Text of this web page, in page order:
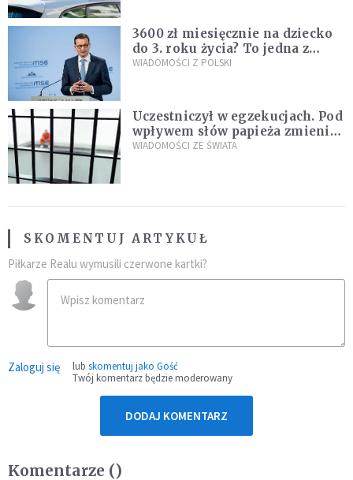
3600 zł miesięcznie na dziecko
do 3. roku życia? To jedna z
propozycji programu "Rozwój
WIADOMOŚCI Z POLSKI
Uczestniczył w egzekucjach. Pod
wpływem słów papieża zmienił
zdanie
WIADOMOŚCI ZE ŚWIATA
SKOMENTUJ ARTYKUŁ
Piłkarze Realu wymusili czerwone kartki?
Zaloguj się lub skomentuj jako Gość
Twój komentarz będzie moderowany
DODAJ KOMENTARZ
Komentarze ()